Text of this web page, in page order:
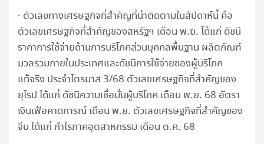
· ตัวเลขทางเศรษฐกิจที่สำคัญที่น่าติดตามในสัปดาห์นี้ คือ
ตัวเลขเศรษฐกิจที่สำคัญของสหรัฐฯ เดือน พ.ย. ได้แก่ ดัชนี
ราคาการใช้จ่ายด้านการบริโภคส่วนบุคคลพื้นฐาน ผลิตภัณฑ์
มวลรวมภายในประเทศและดัชนีการใช้จ่ายของผู้บริโภค
แท้จริง ประจำไตรมาส 3/68 ตัวเลขเศรษฐกิจที่สำคัญของ
ยุโรป ได้แก่ ดัชนีความเชื่อมั่นผู้บริโภค เดือน พ.ย. 68 อัตรา
เงินเฟ้อคาดการณ์ เดือน พ.ย. ตัวเลขเศรษฐกิจที่สำคัญของ
จีน ได้แก่ กำไรภาคอุตสาหกรรม เดือน ต.ค. 68